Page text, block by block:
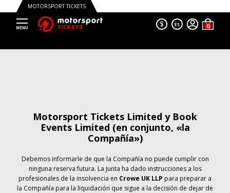
MOTORSPORT TICKETS
$ ES
Motorsport Tickets Limited y Book
Events Limited (en conjunto, «la
Compañía»)
Debemos informarle de que la Compañía no puede cumplir con
ninguna reserva futura. La Junta ha dado instrucciones a los
profesionales de la insolvencia en Crowe UK LLP para preparar a
la Compañía para la liquidación que sigue a la decisión de dejar de